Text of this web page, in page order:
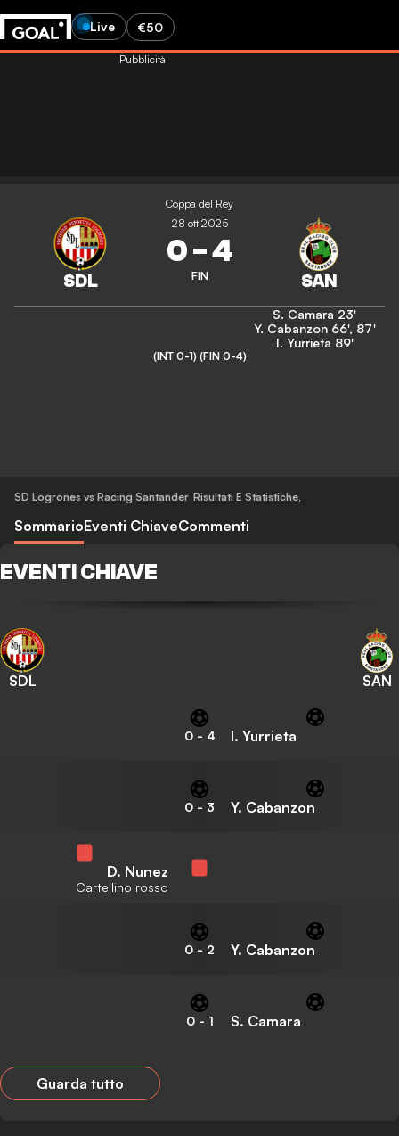
Live €50
Pubblicità
Coppa del Rey
28 ott 2025
0-4
FIN
S. Camara 23'
Y. Cabanzon 66', 87'
I. Yurrieta 89'
(INT 0-1) (FIN 0-4)
SD Logrones vs Racing Santander Risultati E Statistiche,
SommarioEventi ChiaveCommenti
EVENTI CHIAVE
SDL SAN
0- 4 I. Yurrieta
0 - 3 Y. Cabanzon
D. Nunez
Cartellino rosso
0 - 2 Y. Cabanzon
0- 1 S. Camara
Guarda tutto